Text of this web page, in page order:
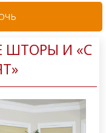
ШТОРЫ И «С